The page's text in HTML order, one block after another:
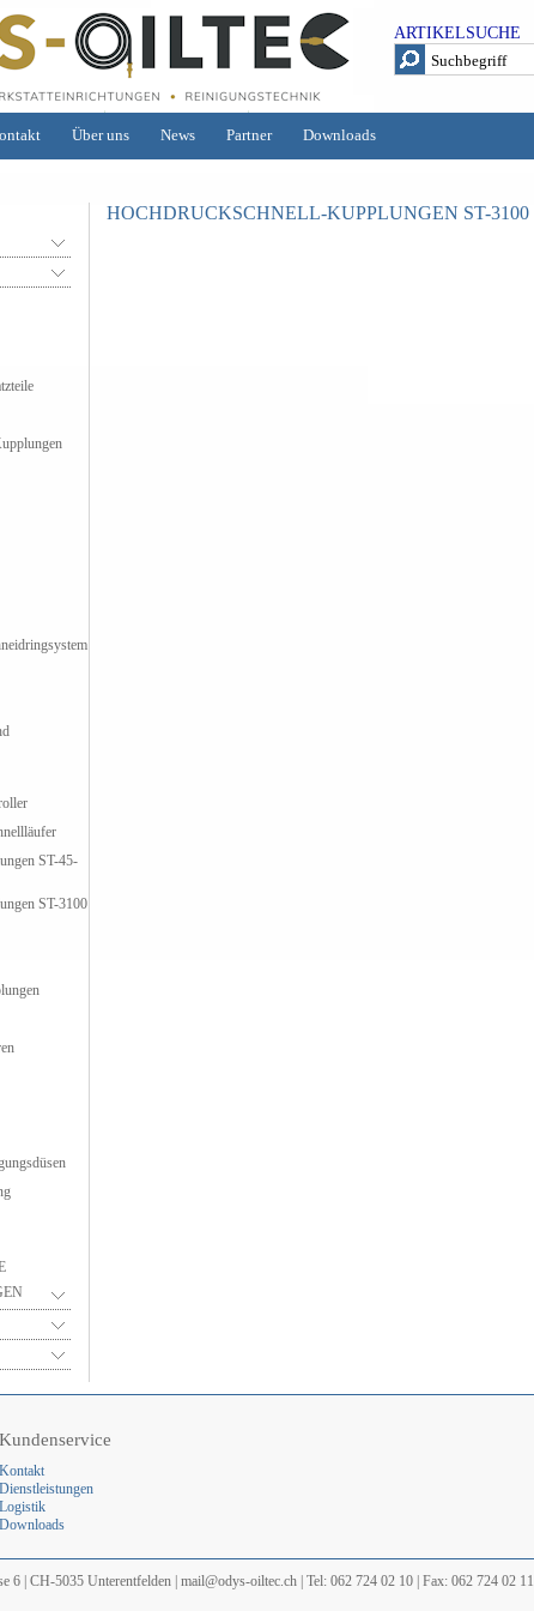
ARTIKELSUCHE
Über uns News Partner Downloads
ST-45-
ST-3100
HOCHDRUCKSCHNELL-KUPPLUNGEN ST-3100
Kundenservice
Kontakt
Dienstleistungen
Logistik
Downloads
6 | CH-5035 Unterentfelden | mail@odys-oiltec.ch | Tel: 062 724 02 10 | Fax: 062 724 02 11